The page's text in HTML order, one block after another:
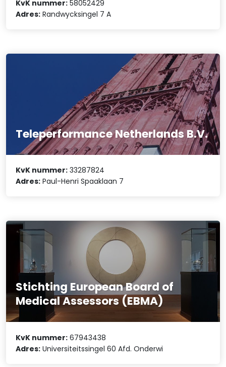
KvK nummer: 58052429
Adres: Randwycksingel 7 A
Teleperformance Netherlands B.V.
KvK nummer: 33287824
Adres: Paul-Henri Spaaklaan 7
Stichting European Board of
Medical Assessors (EBMA)
KvK nummer: 67943438
Adres: Universiteitssingel 60 Afd. Onderwi